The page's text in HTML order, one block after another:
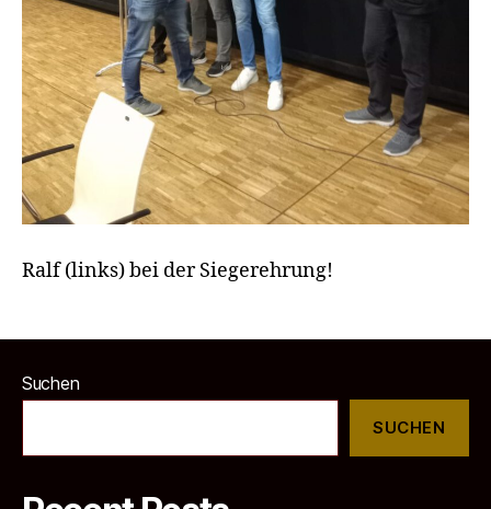
Ralf (links) bei der Siegerehrung!
Suchen
SUCHEN